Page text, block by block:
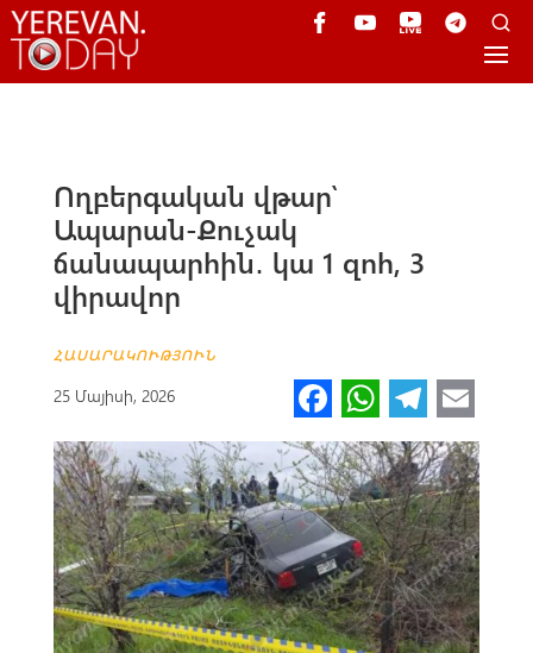
Ողբերգական վթար՝
Ապարան-Քուչակ
ճանապարհին․ կա 1 զոհ, 3
վիրավոր
ՀԱՍԱՐԱԿՈՒԹՅՈՒՆ
25 Մայիսի, 2026 Fa
ce
b
o
o
k
W
h
at
s
A
p
p
Te
le
gr
a
m
m
ail